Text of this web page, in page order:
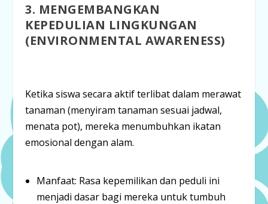
3. MENGEMBANGKAN
KEPEDULIAN LINGKUNGAN
(ENVIRONMENTAL AWARENESS)
Ketika siswa secara aktif terlibat dalam merawat
tanaman (menyiram tanaman sesuai jadwal,
menata pot), mereka menumbuhkan ikatan
emosional dengan alam.
Manfaat: Rasa kepemilikan dan peduli ini
menjadi dasar bagi mereka untuk tumbuh